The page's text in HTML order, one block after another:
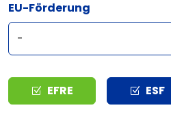
EU-Förderung
Typ EFRE ESF